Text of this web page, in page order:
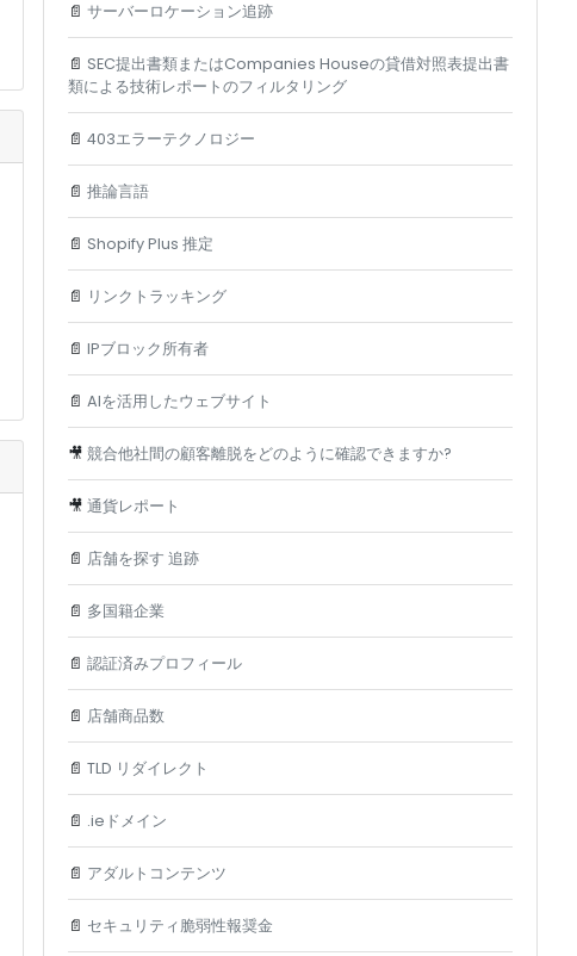
📄 サーバーロケーション追跡
📄 SEC提出書類またはCompanies Houseの貸借対照表提出書
類による技術レポートのフィルタリング
📄 403エラーテクノロジー
📄 推論言語
📄 Shopify Plus 推定
📄 リンクトラッキング
📄 IPブロック所有者
📄 AIを活用したウェブサイト
🎥 競合他社間の顧客離脱をどのように確認できますか?
🎥 通貨レポート
📄 店舗を探す 追跡
📄 多国籍企業
📄 認証済みプロフィール
📄 店舗商品数
📄 TLD リダイレクト
📄 .ieドメイン
📄 アダルトコンテンツ
📄 セキュリティ脆弱性報奨金